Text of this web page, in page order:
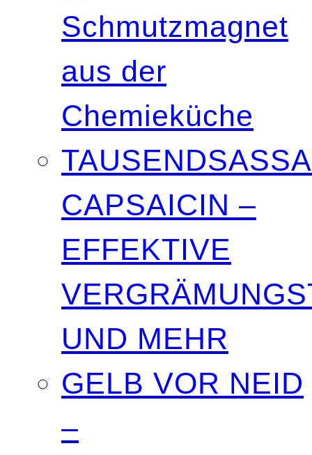
Schmutzmagnet
aus der
Chemieküche
TAUSENDSASSA
CAPSAICIN –
EFFEKTIVE
UND MEHR
GELB VOR NEID
–